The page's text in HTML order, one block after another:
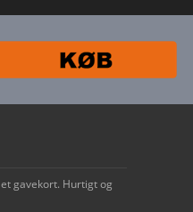
gavekort. Hurtigt og